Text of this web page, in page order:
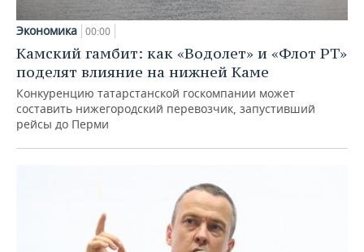
Экономика 00:00
Камский гамбит: как «Водолет» и «Флот РТ»
поделят влияние на нижней Каме
Конкуренцию татарстанской госкомпании может
составить нижегородский перевозчик, запустивший
рейсы до Перми